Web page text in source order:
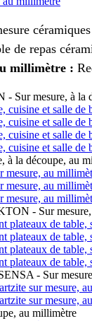
de repas
millimètre :
Sur mesure, à la
cuisine et salle
cuisine et salle
cuisine et salle
cuisine et salle
à la découpe, au
mesure, au
mesure, au
mesure, au
- Sur
plateaux de
plateaux de
plateaux de
plateaux de
- Sur
sur mesure,
sur mesure,
au millimètre